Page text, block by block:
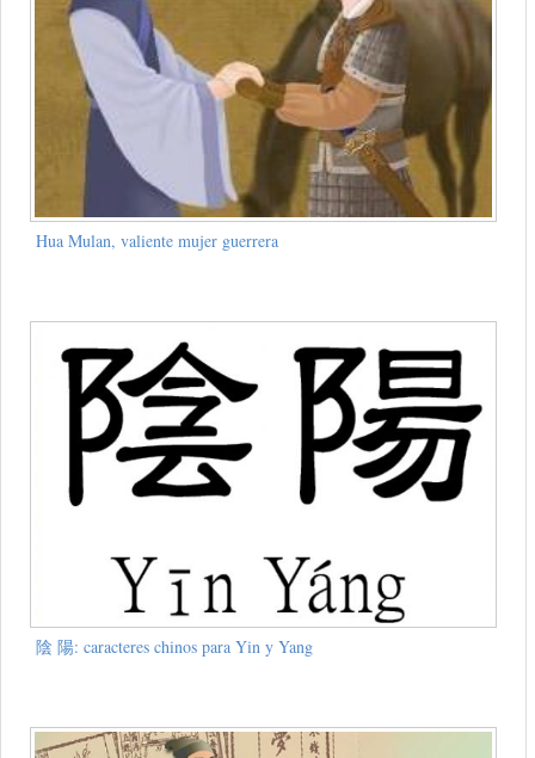
Hua Mulan, valiente mujer guerrera
陰 陽: caracteres chinos para Yin y Yang